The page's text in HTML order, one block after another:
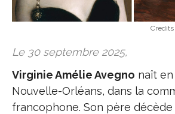
Credits
Le 30 septembre 2025,
Virginie Amélie Avegno naît en
Nouvelle-Orléans, dans la
francophone. Son père